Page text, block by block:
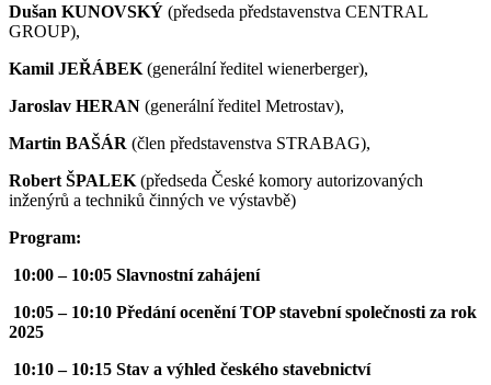
Dušan KUNOVSKÝ (předseda představenstva CENTRAL
GROUP),
Kamil JEŘÁBEK (generální ředitel wienerberger),
Jaroslav HERAN (generální ředitel Metrostav),
Martin BAŠÁR (člen představenstva STRABAG),
Robert ŠPALEK (předseda České komory autorizovaných
inženýrů a techniků činných ve výstavbě)
Program:
10:00 – 10:05 Slavnostní zahájení
10:05 – 10:10 Předání ocenění TOP stavební společnosti za rok
2025
10:10 – 10:15 Stav a výhled českého stavebnictví